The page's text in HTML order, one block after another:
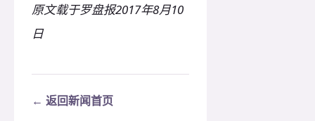
原文载于罗盘报2017年8月10
日
← 返回新闻首页